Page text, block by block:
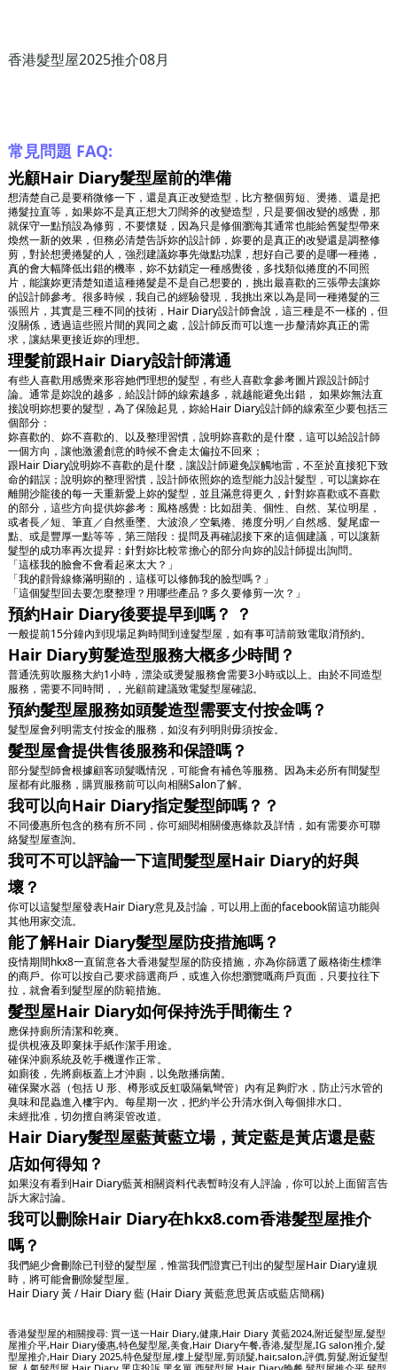
香港髮型屋2025推介08月
常見問題 FAQ:
光顧Hair Diary髮型屋前的準備
想清楚自己是要稍微修一下，還是真正改變造型，比方整個剪短、燙捲、還是把
捲髮拉直等，如果妳不是真正想大刀闊斧的改變造型，只是要個改變的感覺，那
就保守一點預設為修剪，不要懷疑，因為只是修個瀏海其通常也能給舊髮型帶來
煥然一新的效果，但務必清楚告訴妳的設計師，妳要的是真正的改變還是調整修
剪，對於想燙捲髮的人，強烈建議妳事先做點功課，想好自己要的是哪一種捲，
真的會大幅降低出錯的機率，妳不妨鎖定一種感覺後，多找類似捲度的不同照
片，能讓妳更清楚知道這種捲髮是不是自己想要的，挑出最喜歡的三張帶去讓妳
的設計師參考。很多時候，我自己的經驗發現，我挑出來以為是同一種捲髮的三
張照片，其實是三種不同的技術，Hair Diary設計師會說，這三種是不一樣的，但
沒關係，透過這些照片間的異同之處，設計師反而可以進一步釐清妳真正的需
求，讓結果更接近妳的理想。
理髮前跟Hair Diary設計師溝通
有些人喜歡用感覺來形容她們理想的髮型，有些人喜歡拿參考圖片跟設計師討
論。通常是妳說的越多，給設計師的線索越多，就越能避免出錯， 如果妳無法直
接說明妳想要的髮型，為了保險起見，妳給Hair Diary設計師的線索至少要包括三
個部分：
妳喜歡的、妳不喜歡的、以及整理習慣，說明妳喜歡的是什麼，這可以給設計師
一個方向，讓他激盪創意的時候不會走太偏拉不回來；
跟Hair Diary說明妳不喜歡的是什麼，讓設計師避免誤觸地雷，不至於直接犯下致
命的錯誤；說明妳的整理習慣，設計師依照妳的造型能力設計髮型，可以讓妳在
離開沙龍後的每一天重新愛上妳的髮型，並且滿意得更久，針對妳喜歡或不喜歡
的部分，這些方向提供妳參考：風格感覺：比如甜美、個性、自然、某位明星，
或者長／短、筆直／自然垂墜、大波浪／空氣捲、捲度分明／自然感、髮尾虛一
點、或是豐厚一點等等，第三階段：提問及再確認接下來的這個建議，可以讓新
髮型的成功率再次提昇：針對妳比較常擔心的部分向妳的設計師提出詢問。
「這樣我的臉會不會看起來太大？」
「我的顴骨線條滿明顯的，這樣可以修飾我的臉型嗎？」
「這個髮型回去要怎麼整理？用哪些產品？多久要修剪一次？」
預約Hair Diary後要提早到嗎？ ？
一般提前15分鐘內到現場足夠時間到達髮型屋，如有事可請前致電取消預約。
Hair Diary剪髮造型服務大概多少時間？
普通洗剪吹服務大約1小時，漂染或燙髮服務會需要3小時或以上。由於不同造型
服務，需要不同時間，，光顧前建議致電髮型屋確認。
預約髮型屋服務如頭髮造型需要支付按金嗎？
髮型屋會列明需支付按金的服務，如沒有列明則毋須按金。
髮型屋會提供售後服務和保證嗎？
部分髮型師會根據顧客頭髮嘅情況，可能會有補色等服務。因為未必所有間髮型
屋都有此服務，購買服務前可以向相關Salon了解。
我可以向Hair Diary指定髮型師嗎？？
不同優惠所包含的務有所不同，你可細閱相關優惠條款及詳情，如有需要亦可聯
絡髮型屋查詢。
我可不可以評論一下這間髮型屋Hair Diary的好與
壞？
你可以這髮型屋發表Hair Diary意見及討論，可以用上面的facebook留這功能與
其他用家交流。
能了解Hair Diary髮型屋防疫措施嗎？
疫情期間hkx8一直留意各大香港髮型屋的防疫措施，亦為你篩選了嚴格衛生標準
的商戶。你可以按自己要求篩選商戶，或進入你想瀏覽嘅商戶頁面，只要拉往下
拉，就會看到髮型屋的防範措施。
髮型屋Hair Diary如何保持洗手間衞生？
應保持廁所清潔和乾爽。
提供梘液及即棄抹手紙作潔手用途。
確保沖廁系統及乾手機運作正常。
如廁後，先將廁板蓋上才沖廁，以免散播病菌。
確保聚水器（包括 U 形、樽形或反虹吸隔氣彎管）內有足夠貯水，防止污水管的
臭味和昆蟲進入樓宇內。每星期一次，把約半公升清水倒入每個排水口。
未經批准，切勿擅自將渠管改道。
Hair Diary髮型屋藍黃藍立場，黃定藍是黃店還是藍
店如何得知？
如果沒有看到Hair Diary藍黃相關資料代表暫時沒有人評論，你可以於上面留言告
訴大家討論。
我可以刪除Hair Diary在hkx8.com香港髮型屋推介
嗎？
我們絕少會刪除已刊登的髮型屋，惟當我們證實已刊出的髮型屋Hair Diary違規
時，將可能會刪除髮型屋。
Hair Diary 黃 / Hair Diary 藍 (Hair Diary 黃藍意思黃店或藍店簡稱)
香港髮型屋的相關搜尋: 買一送一Hair Diary,健康,Hair Diary 黃藍2024,附近髮型屋,髮型
屋推介平,Hair Diary優惠,特色髮型屋,美食,Hair Diary午餐,香港,髮型屋,IG salon推介,髮
型屋推介,Hair Diary 2025,特色髮型屋,樓上髮型屋,剪頭髮,hair,salon,評價,剪髮,附近髮型